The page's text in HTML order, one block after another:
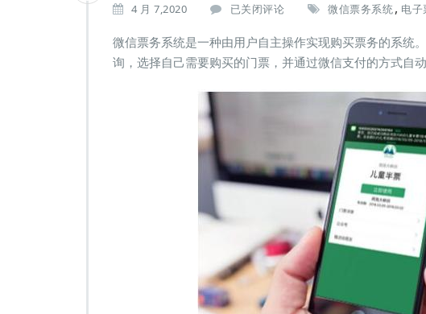
4 月 7,2020
微
票
务
系
统
哪
些？
已关闭评论 微信票务系统, 电子
微信票务系统是一种由用户自主操作实现购买票务的系统
询，选择自己需要购买的门票，并通过微信支付的方式自